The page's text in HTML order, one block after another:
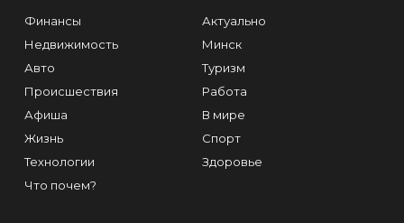
Финансы
Недвижимость
Авто
Происшествия
Афиша
Жизнь
Технологии
Что почем?
Актуально
Минск
Туризм
Работа
В мире
Спорт
Здоровье